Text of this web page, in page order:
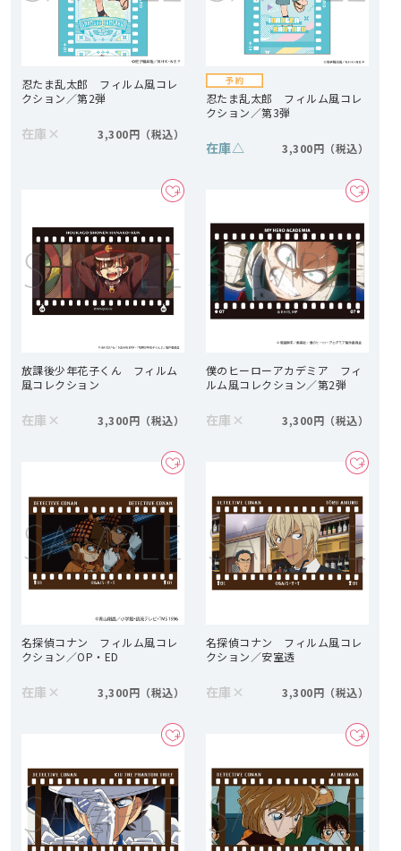
忍たま乱太郎 フィルム風コレ
クション／第2弾
在庫 × 3,300円
忍たま乱太郎 フィルム風コレ
クション／第3弾
在庫△ 3,300円
放課後少年花子くん フィルム
風コレクション
在庫 × 3,300円
僕のヒーローアカデミア フィ
ルム風コレクション／第2弾
在庫 × 3,300円
名探偵コナン フィルム風コレ
クション／OP・ED
在庫 × 3,300円
名探偵コナン フィルム風コレ
クション／安室透
在庫 × 3,300円